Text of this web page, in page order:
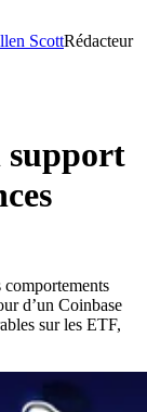
ScottRédacteur
support
d’un Coinbase
sur les ETF,